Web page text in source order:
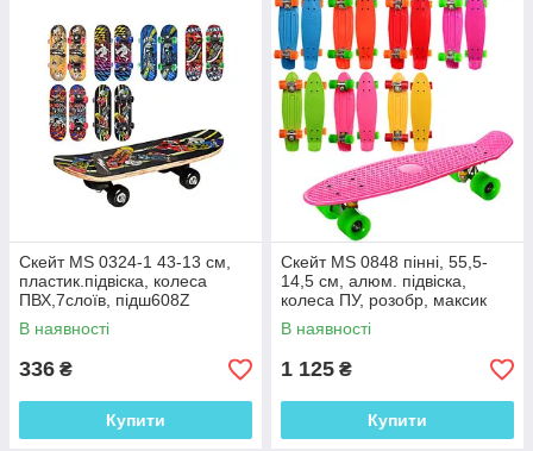
Скейт MS 0324-1 43-13 см,
пластик.підвіска, колеса
ПВХ,7слоїв, підш608Z
В наявності
336 ₴
Купити
Скейт MS 0848 пінні, 55,5-
14,5 см, алюм. підвіска,
колеса ПУ, розобр, максик
кольорів, у кульці
В наявності
1 125 ₴
Купити